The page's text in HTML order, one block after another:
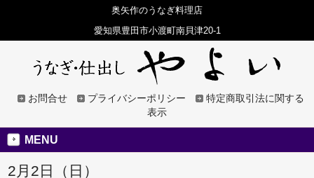
奥矢作のうなぎ料理店
愛知県豊田市小渡町南貝津20-1
お問合せ プライバシーポリシー
特定商取引法に関する
表示
MENU
2月2日（日）